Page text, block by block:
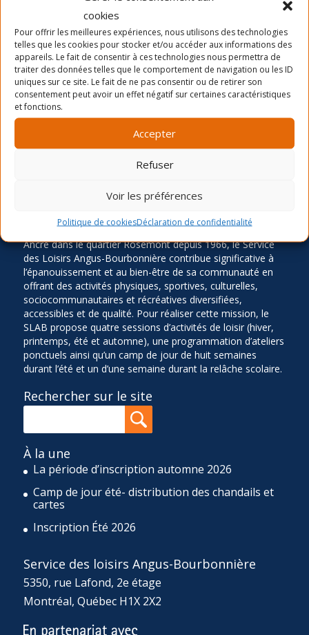
cookies
Pour offrir les meilleures expériences, nous utilisons des technologies
telles que les cookies pour stocker et/ou accéder aux informations des
appareils. Le fait de consentir à ces technologies nous permettra de
traiter des données telles que le comportement de navigation ou les ID
uniques sur ce site. Le fait de ne pas consentir ou de retirer son
consentement peut avoir un effet négatif sur certaines caractéristiques
et fonctions.
Accepter
Refuser
Voir les préférences
Politique de cookiesDéclaration de confidentialité
Dernières nouvelles
La période d’inscription automne 2026
Camp de jour été- distribution des chandails et
cartes
Inscription Été 2026
Ancré dans le quartier Rosemont depuis 1966, le Service
des Loisirs Angus-Bourbonnière contribue significative à
l’épanouissement et au bien-être de sa communauté en
offrant des activités physiques, sportives, culturelles,
sociocommunautaires et récréatives diversifiées,
accessibles et de qualité. Pour réaliser cette mission, le
SLAB propose quatre sessions d’activités de loisir (hiver,
printemps, été et automne), une programmation d’ateliers
ponctuels ainsi qu’un camp de jour de huit semaines
durant l’été et un d’une semaine durant la relâche scolaire.
Rechercher sur le site
À la une
La période d’inscription automne 2026
Camp de jour été- distribution des chandails et
cartes
Inscription Été 2026
Service des loisirs Angus-Bourbonnière
5350, rue Lafond, 2e étage
Montréal, Québec H1X 2X2